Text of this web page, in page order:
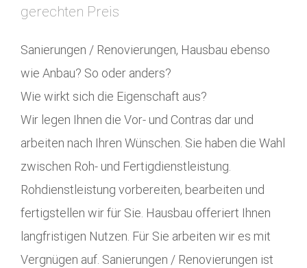
gerechten Preis
Sanierungen / Renovierungen, Hausbau ebenso
wie Anbau? So oder anders?
Wie wirkt sich die Eigenschaft aus?
Wir legen Ihnen die Vor- und Contras dar und
arbeiten nach Ihren Wünschen. Sie haben die Wahl
zwischen Roh- und Fertigdienstleistung.
Rohdienstleistung vorbereiten, bearbeiten und
fertigstellen wir für Sie. Hausbau offeriert Ihnen
langfristigen Nutzen. Für Sie arbeiten wir es mit
Vergnügen auf. Sanierungen / Renovierungen ist